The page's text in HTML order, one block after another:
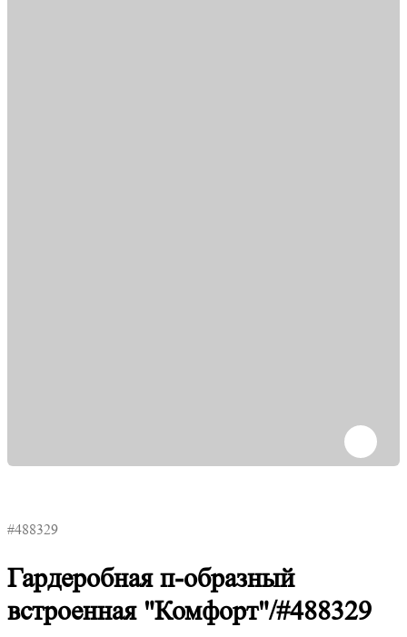
#488329
Гардеробная п-образный
встроенная "Комфорт"/#488329